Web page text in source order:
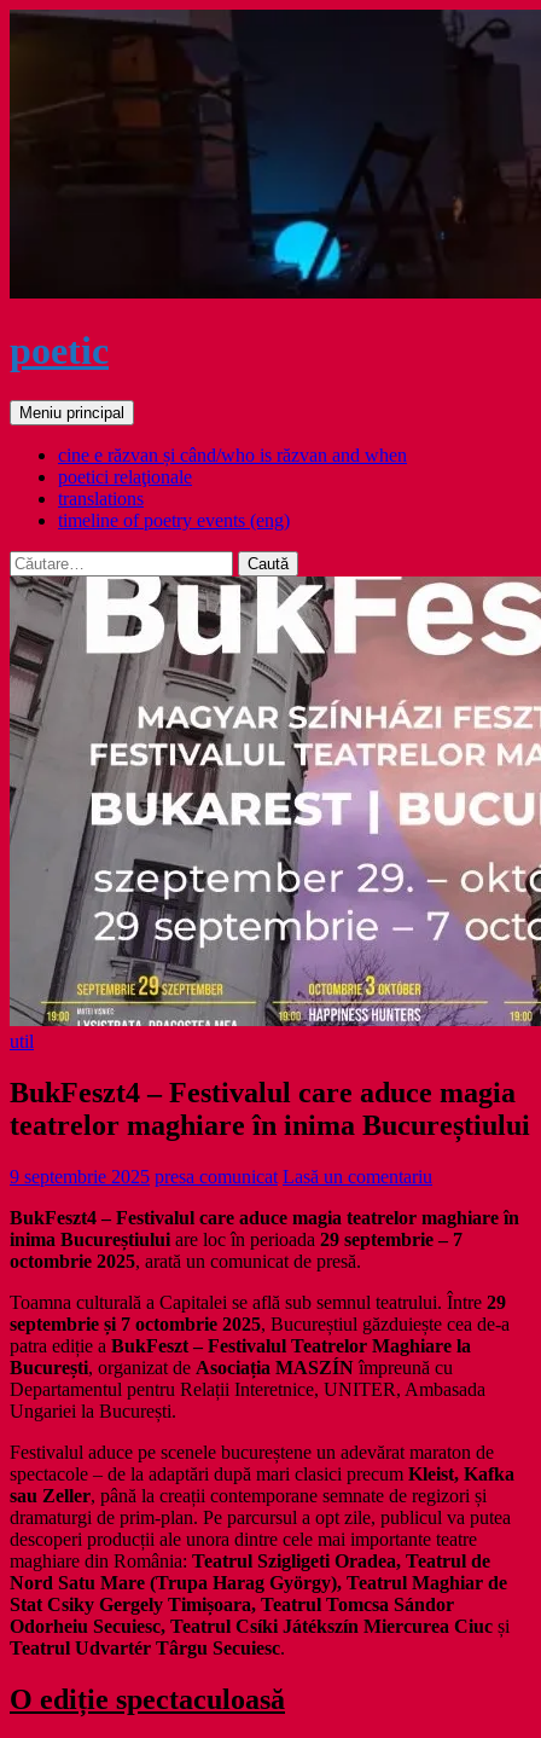
Sari
poetic
Caută
Meniu principal
cine e răzvan și când/who is răzvan and when
poetici relaţionale
translations
timeline of poetry events (eng)
Caută
după:
util
BukFeszt4 – Festivalul care aduce magia
teatrelor maghiare în inima Bucureștiului
9 septembrie 2025 presa comunicat Lasă un comentariu
BukFeszt4 – Festivalul care aduce magia teatrelor maghiare în
inima Bucureștiului are loc în perioada 29 septembrie – 7
octombrie 2025, arată un comunicat de presă.
Toamna culturală a Capitalei se află sub semnul teatrului. Între 29
septembrie și 7 octombrie 2025, Bucureștiul găzduiește cea de-a
patra ediție a BukFeszt – Festivalul Teatrelor Maghiare la
București, organizat de Asociația MASZÍNîmpreună cu
Departamentul pentru Relații Interetnice, UNITER, Ambasada
Ungariei la București.
Festivalul aduce pe scenele bucureștene un adevărat maraton de
spectacole – de la adaptări după mari clasici precum Kleist, Kafka
sau Zeller, până la creații contemporane semnate de regizori și
dramaturgi de prim-plan. Pe parcursul a opt zile, publicul va putea
descoperi producții ale unora dintre cele mai importante teatre
maghiare din România: Teatrul Szigligeti Oradea, Teatrul de
Nord Satu Mare (Trupa Harag György), Teatrul Maghiar de
Stat Csiky Gergely Timișoara, Teatrul Tomcsa Sándor
Odorheiu Secuiesc, Teatrul Csíki Játékszín Miercurea Ciuc și
Teatrul Udvartér Târgu Secuiesc.
O ediție spectaculoasă